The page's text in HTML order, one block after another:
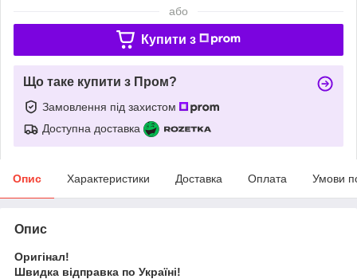
або
Купити з
Що таке купити з Пром?
Замовлення під захистом
Доступна доставка
Опис Характеристики Доставка Оплата Умови
Опис
Оригінал!
Швидка відправка по Україні!